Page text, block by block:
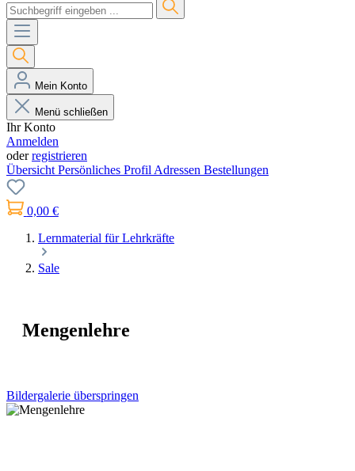
Mein Konto
Menü schließen
Ihr Konto
Anmelden
oderregistrieren
Übersicht Persönliches Profil Adressen Bestellungen
0,00 €
Lernmaterial für Lehrkräfte
Sale
Mengenlehre
Bildergalerie überspringen